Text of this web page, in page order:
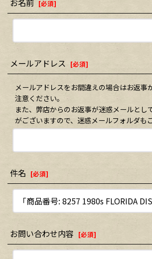
お名前 [必須]
メールアドレス [必須]
メールアドレスをお間違えの場合はお返事
注意ください。
また、弊店からのお返事が迷惑メールとし
がございますので、迷惑メールフォルダも
件名 [必須]
お問い合わせ内容 [必須]